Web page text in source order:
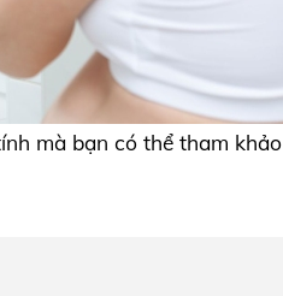
mà bạn có thể tham khảo